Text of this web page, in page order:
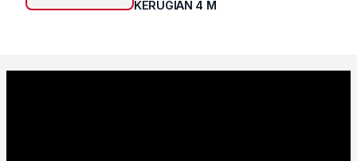
KERUGIAN 4 M